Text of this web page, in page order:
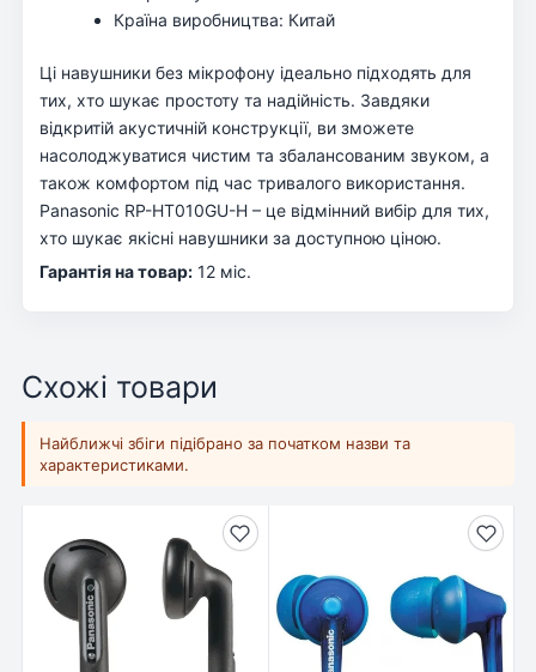
Країна виробництва: Китай
Ці навушники без мікрофону ідеально підходять для
тих, хто шукає простоту та надійність. Завдяки
відкритій акустичній конструкції, ви зможете
насолоджуватися чистим та збалансованим звуком, а
також комфортом під час тривалого використання.
Panasonic RP-HT010GU-H – це відмінний вибір для тих,
хто шукає якісні навушники за доступною ціною.
Гарантія на товар: 12 міс.
Схожі товари
Найближчі збіги підібрано за початком назви та
характеристиками.